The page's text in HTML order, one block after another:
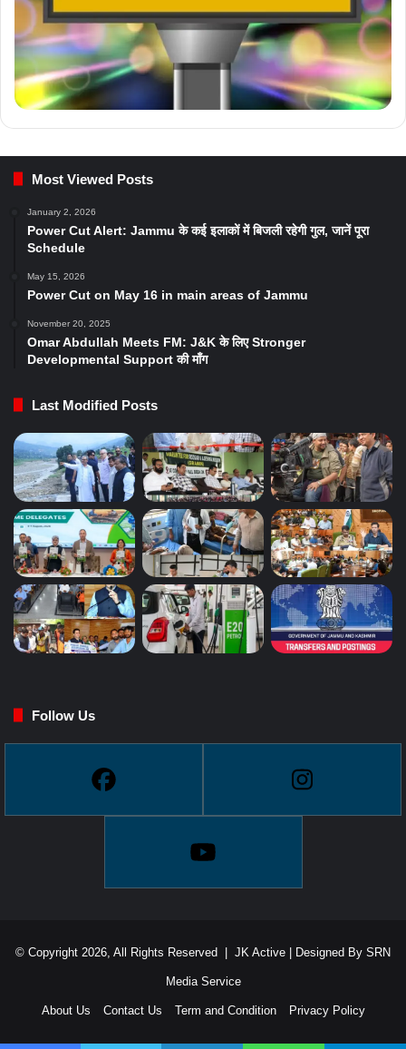
Most Viewed Posts
January 2, 2026
Power Cut Alert: Jammu के कई इलाकों में बिजली रहेगी गुल, जानें पूरा
Schedule
May 15, 2026
Power Cut on May 16 in main areas of Jammu
November 20, 2025
Omar Abdullah Meets FM: J&K के लिए Stronger
Developmental Support की माँग
Last Modified Posts
Follow Us
© Copyright 2026, All Rights Reserved | JK Active | Designed By SRN
Media Service
About Us Contact Us Term and Condition Privacy Policy